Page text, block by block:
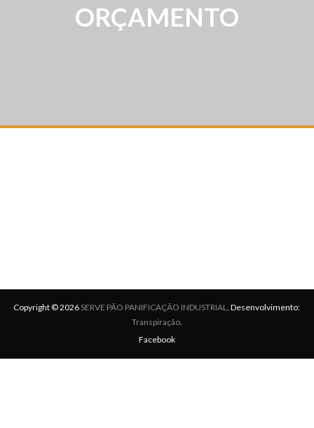
ORÇAMENTO
Copyright © 2026 SERVE PÃO PANIFICAÇÃO INDUSTRIAL. Desenvolvimento:
Transpiração.
Facebook